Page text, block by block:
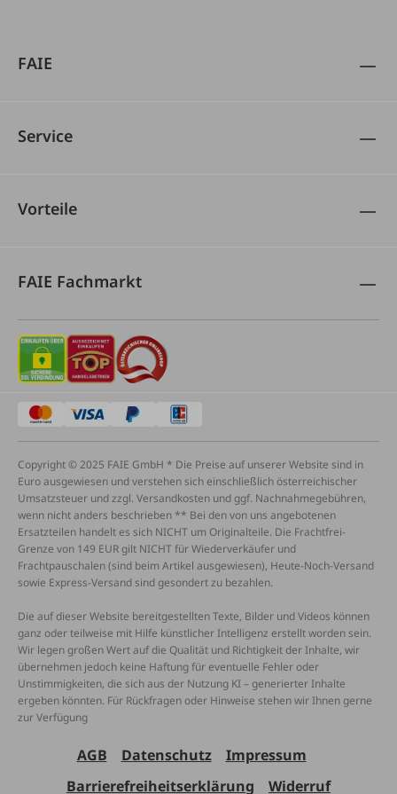
FAIE
Service
Vorteile
FAIE Fachmarkt
Copyright © 2025 FAIE GmbH * Die Preise auf unserer Website sind in
Euro ausgewiesen und verstehen sich einschließlich österreichischer
Umsatzsteuer und zzgl. Versandkosten und ggf. Nachnahmegebühren,
wenn nicht anders beschrieben ** Bei den von uns angebotenen
Ersatzteilen handelt es sich NICHT um Originalteile. Die Frachtfrei-
Grenze von 149 EUR gilt NICHT für Wiederverkäufer und
Frachtpauschalen (sind beim Artikel ausgewiesen), Heute-Noch-Versand
sowie Express-Versand sind gesondert zu bezahlen.
Die auf dieser Website bereitgestellten Texte, Bilder und Videos können
ganz oder teilweise mit Hilfe künstlicher Intelligenz erstellt worden sein.
Wir legen großen Wert auf die Qualität und Richtigkeit der Inhalte, wir
übernehmen jedoch keine Haftung für eventuelle Fehler oder
Unstimmigkeiten, die sich aus der Nutzung KI – generierter Inhalte
ergeben könnten. Für Rückfragen oder Hinweise stehen wir Ihnen gerne
zur Verfügung
AGB Datenschutz
Impressum
Barrierefreiheitserklärung
Widerruf